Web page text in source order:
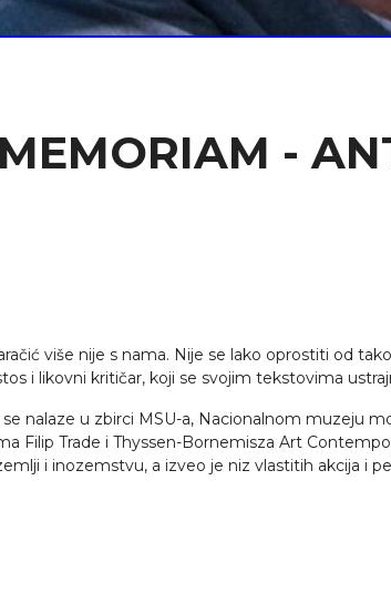
-
više nije s nama. Nije se lako oprostiti od
i likovni kritičar, koji se svojim tekstovima
nalaze u zbirci MSU-a, Nacionalnom muzeju
Filip Trade i Thyssen-Bornemisza Art
i inozemstvu, a izveo je niz vlastitih akcija i